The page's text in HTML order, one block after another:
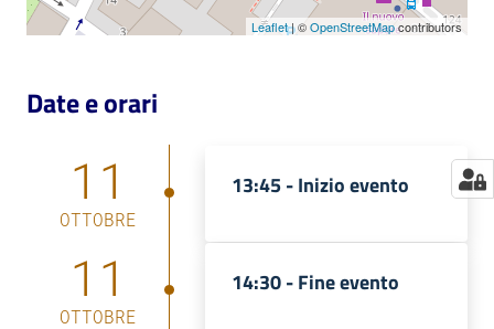
Orari Leaflet| ©OpenStreetMapcontributors
Date e orari
11
OTTOBRE
13:45 -Inizio evento
11
OTTOBRE
14:30 -Fine evento